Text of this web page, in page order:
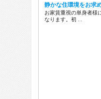
静かな住環境をお求
お家賃重視の単身者様
なります。初 …